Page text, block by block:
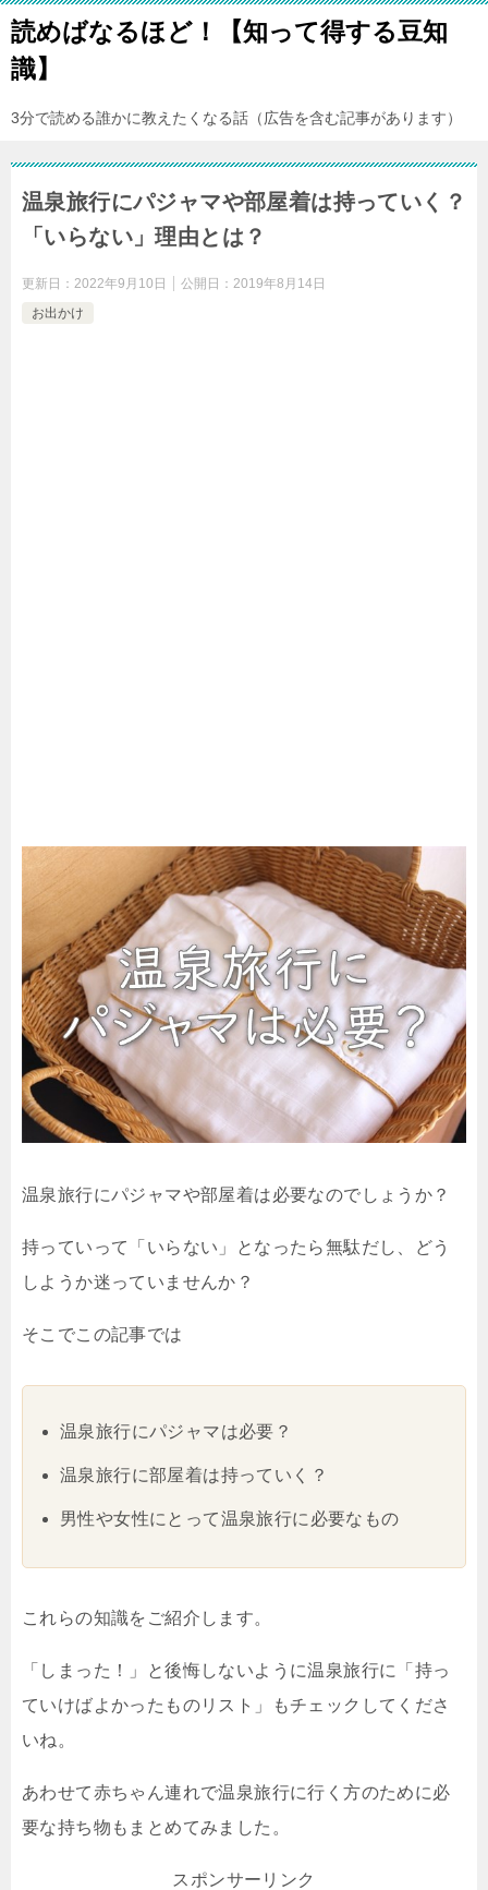
読めばなるほど！【知って得する豆知
識】
3分で読める誰かに教えたくなる話（広告を含む記事があります）
温泉旅行にパジャマや部屋着は持っていく？
「いらない」理由とは？
更新日： 2022年9月10日 公開日： 2019年8月14日
お出かけ
温泉旅行にパジャマや部屋着は必要なのでしょうか？
持っていって「いらない」となったら無駄だし、どう
しようか迷っていませんか？
そこでこの記事では
温泉旅行にパジャマは必要？
温泉旅行に部屋着は持っていく？
男性や女性にとって温泉旅行に必要なもの
これらの知識をご紹介します。
「しまった！」と後悔しないように温泉旅行に「持っ
ていけばよかったものリスト」もチェックしてくださ
いね。
あわせて赤ちゃん連れで温泉旅行に行く方のために必
要な持ち物もまとめてみました。
スポンサーリンク